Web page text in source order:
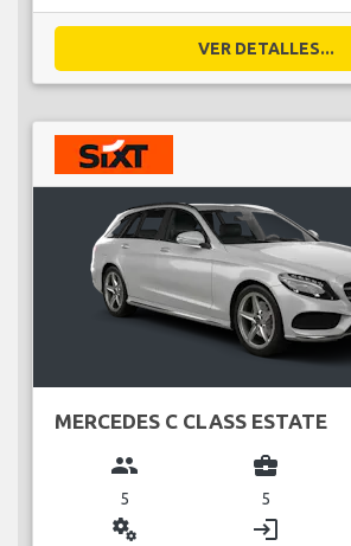
VER DETALLES...
MERCEDES C CLASS ESTATE
group
5
business_center
5
miscellaneous_services login